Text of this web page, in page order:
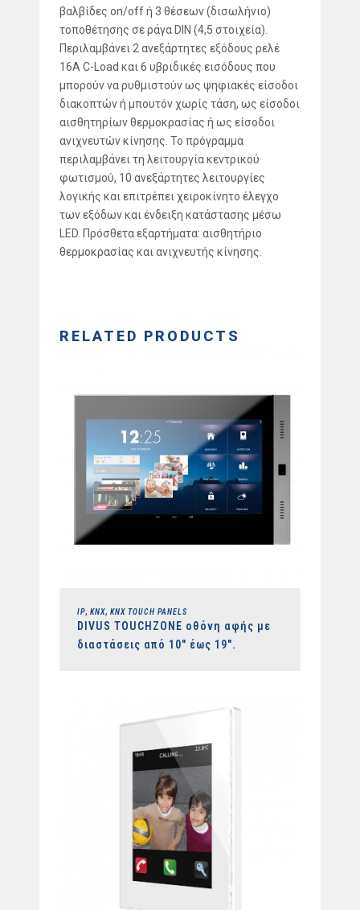
βαλβίδες on/off ή 3 θέσεων (δισωλήνιο)
τοποθέτησης σε ράγα DIN (4,5 στοιχεία).
Περιλαμβάνει 2 ανεξάρτητες εξόδους ρελέ
16Α C-Load και 6 υβριδικές εισόδους που
μπορούν να ρυθμιστούν ως ψηφιακές είσοδοι
διακοπτών ή μπουτόν χωρίς τάση, ως είσοδοι
αισθητηρίων θερμοκρασίας ή ως είσοδοι
ανιχνευτών κίνησης. Το πρόγραμμα
περιλαμβάνει τη λειτουργία κεντρικού
φωτισμού, 10 ανεξάρτητες λειτουργίες
λογικής και επιτρέπει χειροκίνητο έλεγχο
των εξόδων και ένδειξη κατάστασης μέσω
LED. Πρόσθετα εξαρτήματα: αισθητήριο
θερμοκρασίας και ανιχνευτής κίνησης.
RELATED PRODUCTS
IP, KNX, KNX TOUCH PANELS
DIVUS TOUCHZONE οθόνη αφής με
διαστάσεις από 10″ έως 19″.